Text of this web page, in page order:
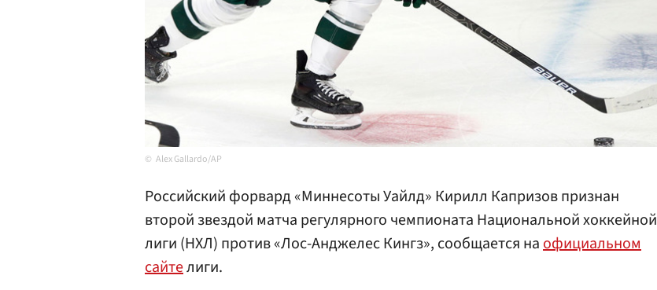
Alex Gallardo/AP
Российский форвард «Миннесоты Уайлд» Кирилл Капризов признан
второй звездой матча регулярного чемпионата Национальной хоккейной
лиги (НХЛ) против «Лос-Анджелес Кингз», сообщается наофициальном
сайтелиги.